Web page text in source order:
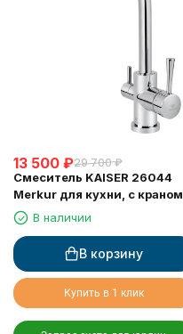
13 500 ₽29 700 ₽
Смеситель KAISER 26044
Merkur для кухни, с краном
для питьевой воды, хром
В наличии
В корзину
Купить в 1 клик